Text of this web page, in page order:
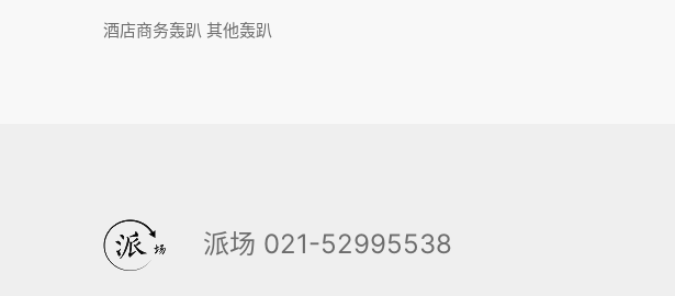
酒店商务轰趴 其他轰趴
派场 021-52995538